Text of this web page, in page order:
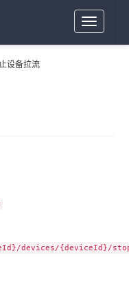
Toggle
navigation
设备拉流
devices/{deviceId}/